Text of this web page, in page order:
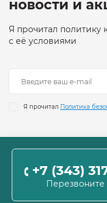
новости и
Я прочитал политику
с её условиями
Я прочитал Политика
+7 (343)
Перезвоните